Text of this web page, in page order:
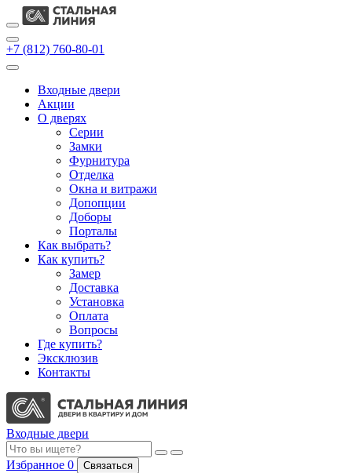
+7 (812) 760-80-01
Входные двери
Акции
О дверях
Cерии
Замки
Фурнитура
Отделка
Окна и витражи
Допопции
Доборы
Порталы
Как выбрать?
Как купить?
Замер
Доставка
Установка
Оплата
Вопросы
Где купить?
Эксклюзив
Контакты
Входные двери
Избранное 0 Связаться